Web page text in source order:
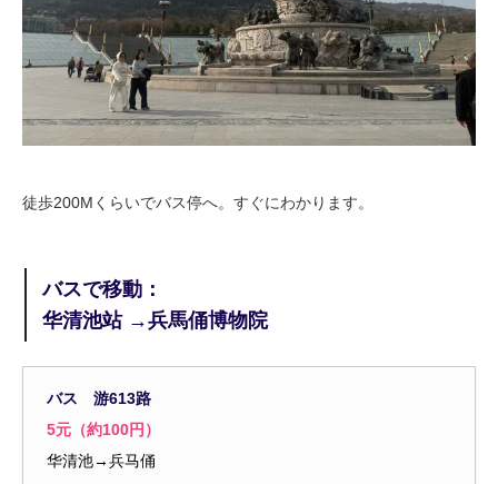
徒歩200Mくらいでバス停へ。すぐにわかります。
バスで移動：
华清池站 →兵馬俑博物院
バス 游613路
5元（約100円）
华清池→兵马俑